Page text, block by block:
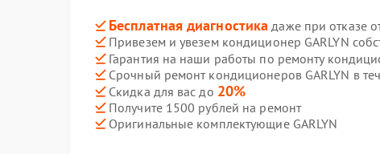
Бесплатная диагностика даже при отказе
Привезем и увезем кондиционер GARLYN
Гарантия на наши работы по ремонту
Срочный ремонт кондиционеров GARLYN в
Скидка для вас до 20%
Получите 1500 рублей на ремонт
Оригинальные комплектующие GARLYN